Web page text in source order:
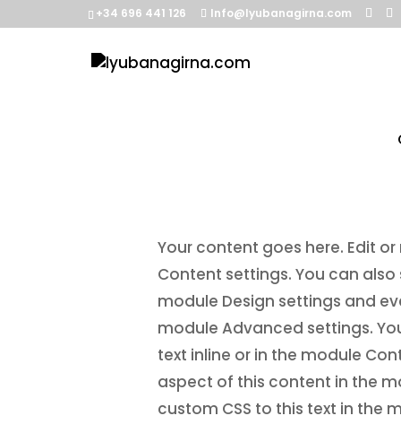
+34 696 441 126 Info@lyubanagirna.com
Your content goes here. Edit
Content settings. You can
module Design settings and
module Advanced settings.
text inline or in the module
aspect of this content in the
custom CSS to this text in the